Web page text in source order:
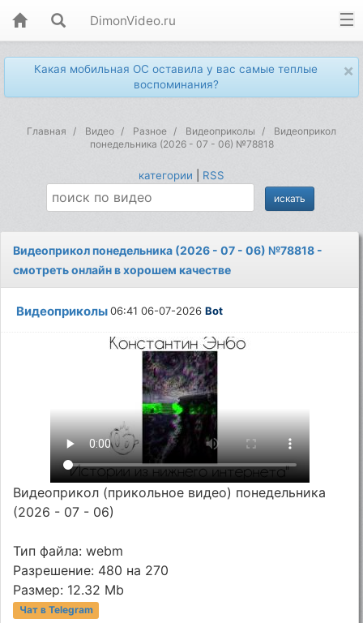
DimonVideo.ru
×
Какая мобильная ОС оставила у вас самые теплые
воспоминания?
Главная Видео Разное Видеоприколы
Видеоприкол
понедельника (2026 - 07 - 06) №78818
категории RSS
Видеоприкол понедельника (2026 - 07 - 06) №78818 -
смотреть онлайн в хорошем качестве
Видеоприколы06:41 06-07-2026Bot
Видеоприкол (прикольное видео) понедельника
(2026 - 07 - 06)
Тип файла: webm
Разрешение: 480 на 270
Размер: 12.32 Mb
Чат в Telegram